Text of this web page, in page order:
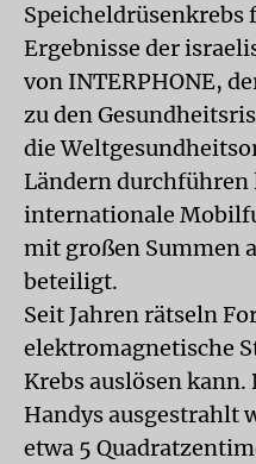
Speicheldrüsenkrebs
Ergebnisse der
von INTERPHONE,
zu den
die
Ländern durchführen
internationale
mit großen Summen
beteiligt.
Seit Jahren rätseln
elektromagnetische
Krebs auslösen
Handys ausgestrahlt
etwa 5